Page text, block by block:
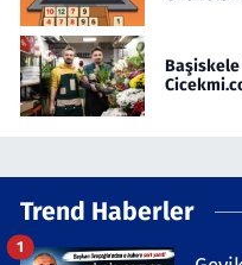
Trend Haberler
1